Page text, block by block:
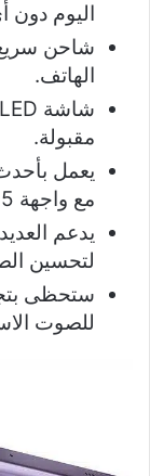
اليوم دون
الهاتف.
مقبولة.
مع واجهة ColorOS 15 الحديثة.
لتحسين
ستحظى
للصوت